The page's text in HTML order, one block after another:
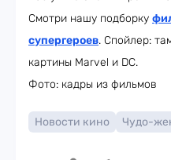
Смотри нашу подборку
супергероев. Спойлер:
картины Marvel и DC.
Фото: кадры из фильмов
Новости кино Чудо-